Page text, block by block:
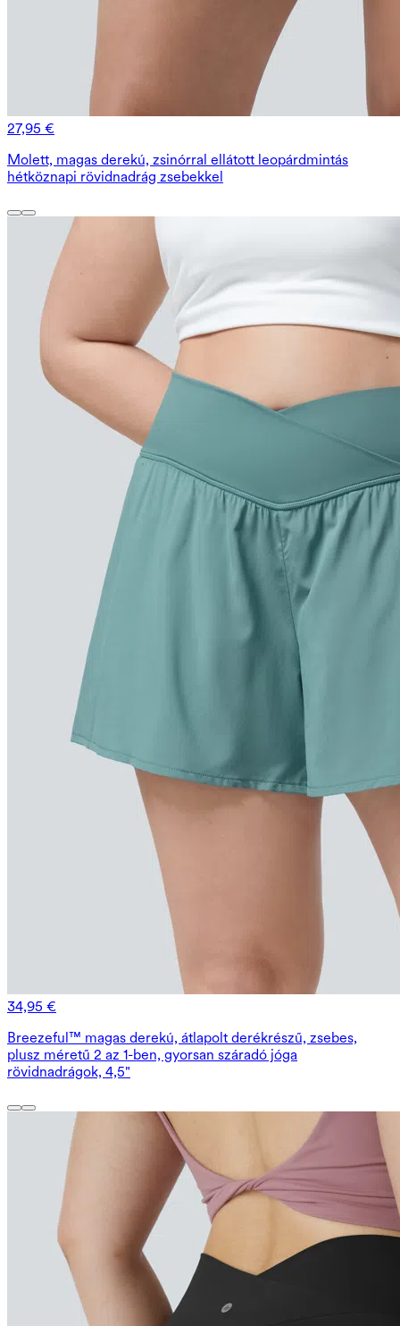
27,95 €
Molett, magas derekú, zsinórral ellátott leopárdmintás
hétköznapi rövidnadrág zsebekkel
34,95 €
Breezeful™ magas derekú, átlapolt derékrészű, zsebes,
plusz méretű 2 az 1-ben, gyorsan száradó jóga
rövidnadrágok, 4,5"